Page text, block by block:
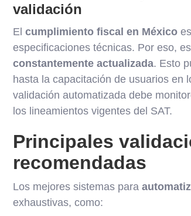
validación
El cumplimiento fiscal en Méxicoes
especificaciones técnicas. Por eso,
constantemente actualizada. Esto
hasta la capacitación de usuarios en
validación automatizada debe
los lineamientos vigentes del SAT.
Principales
recomendadas
Los mejores sistemas para
exhaustivas, como: